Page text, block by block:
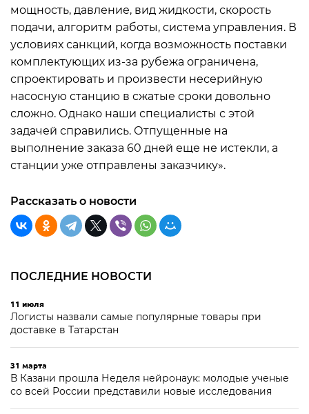
мощность, давление, вид жидкости, скорость
подачи, алгоритм работы, система управления. В
условиях санкций, когда возможность поставки
комплектующих из-за рубежа ограничена,
спроектировать и произвести несерийную
насосную станцию в сжатые сроки довольно
сложно. Однако наши специалисты с этой
задачей справились. Отпущенные на
выполнение заказа 60 дней еще не истекли, а
станции уже отправлены заказчику».
Рассказать о новости
ПОСЛЕДНИЕ НОВОСТИ
11 июля
Логисты назвали самые популярные товары при
доставке в Татарстан
31 марта
В Казани прошла Неделя нейронаук: молодые ученые
со всей России представили новые исследования